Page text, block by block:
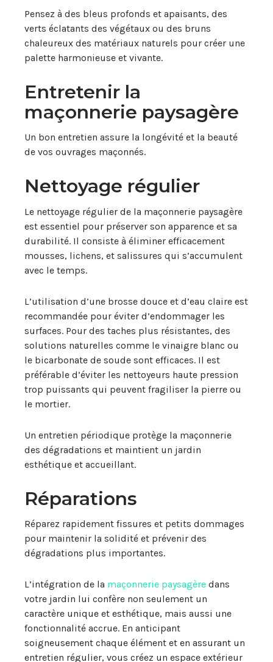
Pensez à des bleus profonds et apaisants, des
verts éclatants des végétaux ou des bruns
chaleureux des matériaux naturels pour créer une
palette harmonieuse et vivante.
Entretenir la
maçonnerie paysagère
Un bon entretien assure la longévité et la beauté
de vos ouvrages maçonnés.
Nettoyage régulier
Le nettoyage régulier de la maçonnerie paysagère
est essentiel pour préserver son apparence et sa
durabilité. Il consiste à éliminer efficacement
mousses, lichens, et salissures qui s’accumulent
avec le temps.
L’utilisation d’une brosse douce et d’eau claire est
recommandée pour éviter d’endommager les
surfaces. Pour des taches plus résistantes, des
solutions naturelles comme le vinaigre blanc ou
le bicarbonate de soude sont efficaces. Il est
préférable d’éviter les nettoyeurs haute pression
trop puissants qui peuvent fragiliser la pierre ou
le mortier.
Un entretien périodique protège la maçonnerie
des dégradations et maintient un jardin
esthétique et accueillant.
Réparations
Réparez rapidement fissures et petits dommages
pour maintenir la solidité et prévenir des
dégradations plus importantes.
L’intégration de la maçonnerie paysagère dans
votre jardin lui confère non seulement un
caractère unique et esthétique, mais aussi une
fonctionnalité accrue. En anticipant
soigneusement chaque élément et en assurant un
entretien régulier, vous créez un espace extérieur